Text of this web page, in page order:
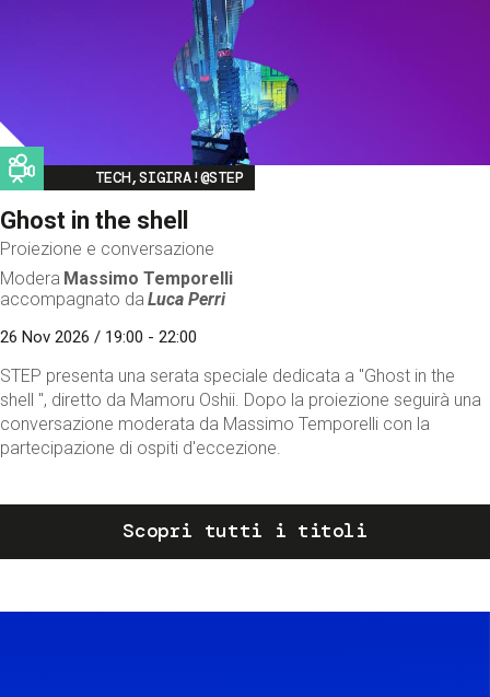
Image
TECH,SIGIRA!@STEP
Ghost in the shell
Proiezione e conversazione
Modera Massimo Temporelli
accompagnato da Luca Perri
26 Nov 2026 / 19:00 - 22:00
STEP presenta una serata speciale dedicata a "Ghost in the
shell ", diretto da Mamoru Oshii. Dopo la proiezione seguirà una
conversazione moderata da Massimo Temporelli con la
partecipazione di ospiti d'eccezione.
Scopri tutti i titoli